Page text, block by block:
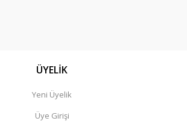
ÜYELİK
Yeni Üyelik
Üye Girişi